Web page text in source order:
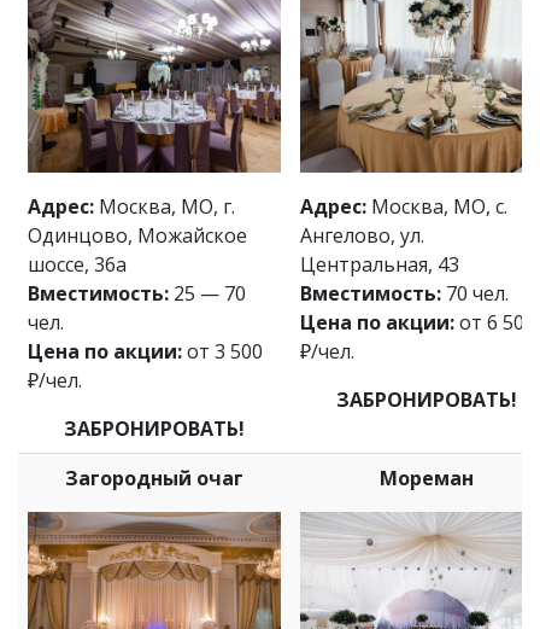
Адрес: Москва, МО, г.
Одинцово, Можайское
шоссе, 36а
Вместимость: 25 — 70
чел.
Цена по акции:от 3 500
₽/чел.
ЗАБРОНИРОВАТЬ!
Адрес: Москва, МО, с.
Ангелово, ул.
Центральная, 43
Вместимость: 70 чел.
Цена по акции:от 6 500
₽/чел.
ЗАБРОНИРОВАТЬ!
Загородный очаг Мореман